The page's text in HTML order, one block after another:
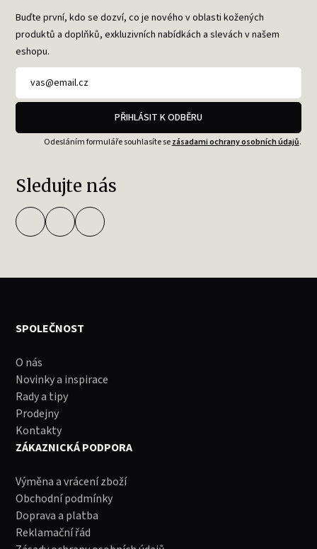
Buďte první, kdo se dozví, co je nového v oblasti kožených
produktů a doplňků, exkluzivních nabídkách a slevách v našem
eshopu.
PŘIHLÁSIT K ODBĚRU
Odesláním formuláře souhlasíte sezásadami ochrany osobních údajů.
Sledujte nás
SPOLEČNOST
O nás
Novinky a inspirace
Rady a tipy
Prodejny
Kontakty
ZÁKAZNICKÁ PODPORA
Výměna a vrácení zboží
Obchodní podmínky
Doprava a platba
Reklamační řád